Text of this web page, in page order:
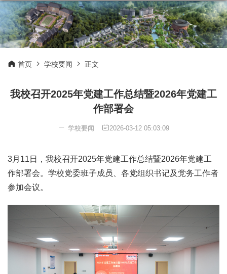
首页 学校要闻 正文
我校召开2025年党建工作总结暨2026年党建工
作部署会
学校要闻 2026-03-12 05:03:09
3月11日，我校召开2025年党建工作总结暨2026年党建工
作部署会。学校党委班子成员、各党组织书记及党务工作者
参加会议。